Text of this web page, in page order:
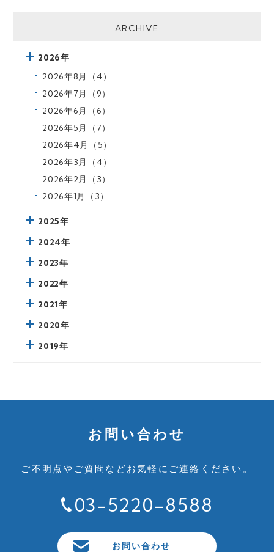
ARCHIVE
2026年
2026年8月（4）
2026年7月（9）
2026年6月（6）
2026年5月（7）
2026年4月（5）
2026年3月（4）
2026年2月（3）
2026年1月（3）
2025年
2024年
2023年
2022年
2021年
2020年
2019年
お問い合わせ
ご不明点やご質問などお気軽にご連絡ください。
03-5220-8588
お問い合わせ